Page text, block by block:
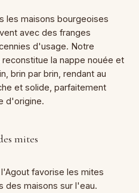
les maisons bourgeoises
avec des franges
d'usage. Notre
la nappe nouée et
brin par brin, rendant au
et solide, parfaitement
d'origine.
mites
favorise les mites
des maisons sur l'eau.